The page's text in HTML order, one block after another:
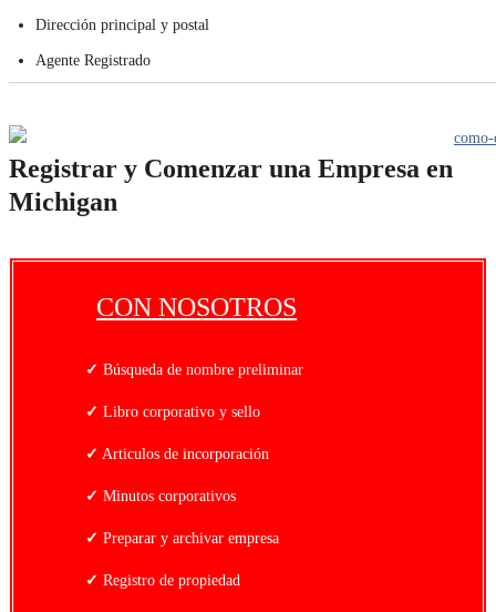
Dirección principal y postal
Agente Registrado
Registrar y Comenzar una Empresa en
Michigan
CON NOSOTROS
✓ Búsqueda de nombre preliminar
✓ Libro corporativo y sello
✓ Articulos de incorporación
✓ Minutos corporativos
✓ Preparar y archivar empresa
✓ Registro de propiedad